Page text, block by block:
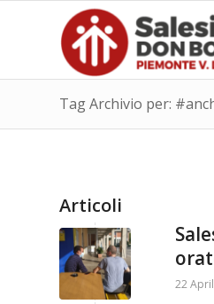
Tag Archivio per:
Articoli
22